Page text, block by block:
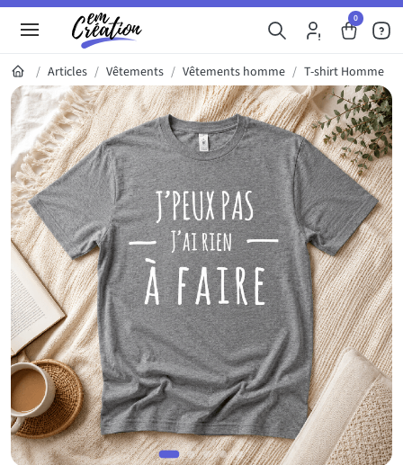
0
Articles Vêtements Vêtements homme T-shirt Homme
Galerie du produit